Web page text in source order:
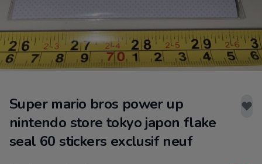
Super mario bros power up
nintendo store tokyo japon flake
seal 60 stickers exclusif neuf